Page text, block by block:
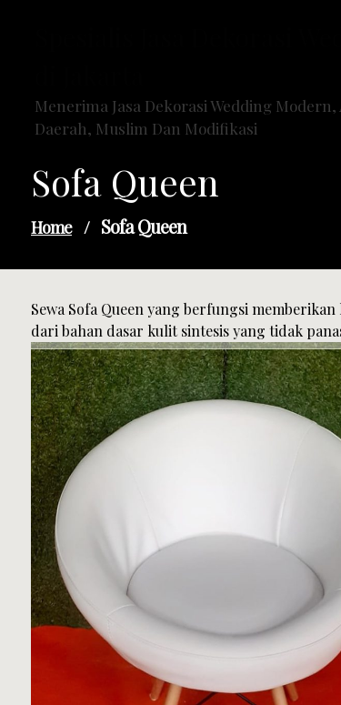
Menerima Jasa Dekorasi Wedding Modern,
Daerah, Muslim Dan Modifikasi
Sofa Queen
Home / Sofa Queen
Sewa Sofa Queen yang berfungsi
dari bahan dasar kulit sintesis yang tidak